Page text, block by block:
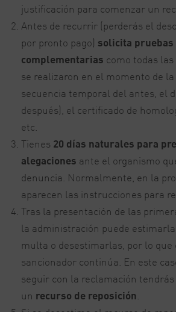
justificación para comenzar un
Antes de recurrir (perderás el
por pronto pago) solicita pruebas
complementarias como todas
se realizaron en el momento de
secuencia temporal del antes, el
después), el certificado de
etc.
Tienes 20 días naturales para
alegaciones ante el organismo
denuncia. Normalmente, en la
aparecen las instrucciones para
Tras la presentación de las
la administración puede
multa o desestimarlas, por lo que
sancionador continúa. En este
seguir con la reclamación
un recurso de reposición